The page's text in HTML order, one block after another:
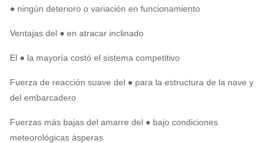
● ningún deterioro o variación en funcionamiento
Ventajas del ● en atracar inclinado
El ● la mayoría costó el sistema competitivo
Fuerza de reacción suave del ● para la estructura de la nave y
del embarcadero
Fuerzas más bajas del amarre del ● bajo condiciones
meteorológicas ásperas